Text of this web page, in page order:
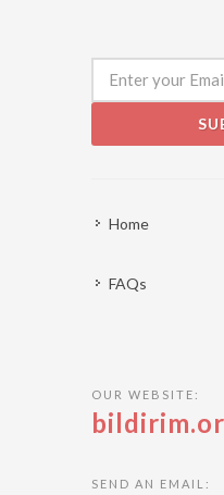
Home
FAQs
OUR WEBSITE:
SEND AN EMAIL: